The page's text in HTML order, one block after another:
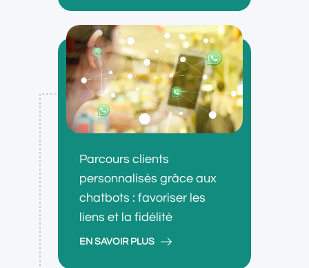
Parcours clients
personnalisés grâce aux
chatbots : favoriser les
liens et la fidélité
EN SAVOIR PLUS